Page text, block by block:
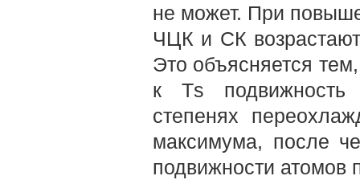
не может. При
ЧЦК и СК
Это объясняется
к Тs подвижность
степенях
максимума, после
подвижности атомов